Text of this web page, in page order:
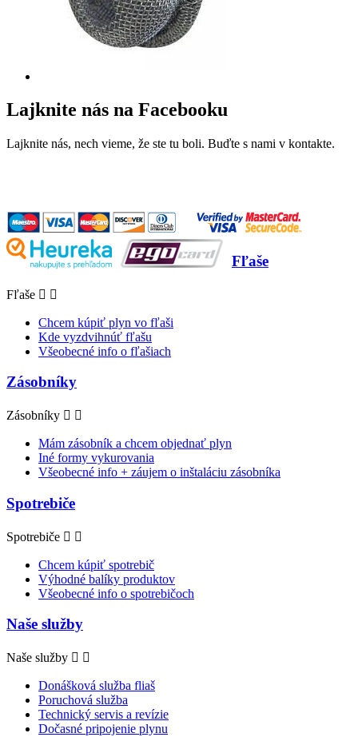
Lajknite nás na Facebooku
Lajknite nás, nech vieme, že ste tu boli. Buďte s nami v kontakte.
Fľaše
Fľaše  
Chcem kúpiť plyn vo fľaši
Kde vyzdvihnúť fľašu
Všeobecné info o fľašiach
Zásobníky
Zásobníky  
Mám zásobník a chcem objednať plyn
Iné formy vykurovania
Všeobecné info + záujem o inštaláciu zásobníka
Spotrebiče
Spotrebiče  
Chcem kúpiť spotrebič
Výhodné balíky produktov
Všeobecné info o spotrebičoch
Naše služby
Naše služby  
Donášková služba fliaš
Poruchová služba
Technický servis a revízie
Dočasné pripojenie plynu